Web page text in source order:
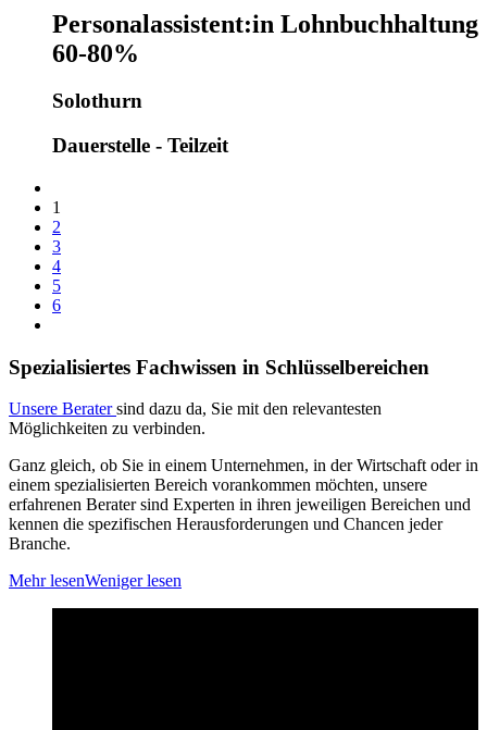
Personalassistent:in Lohnbuchhaltung
60-80%
Solothurn
Dauerstelle - Teilzeit
1
2
3
4
5
6
Spezialisiertes Fachwissen in Schlüsselbereichen
Unsere Beratersind dazu da, Sie mit den relevantesten
Möglichkeiten zu verbinden.
Ganz gleich, ob Sie in einem Unternehmen, in der Wirtschaft oder in
einem spezialisierten Bereich vorankommen möchten, unsere
erfahrenen Berater sind Experten in ihren jeweiligen Bereichen und
kennen die spezifischen Herausforderungen und Chancen jeder
Branche.
Mehr lesenWeniger lesen